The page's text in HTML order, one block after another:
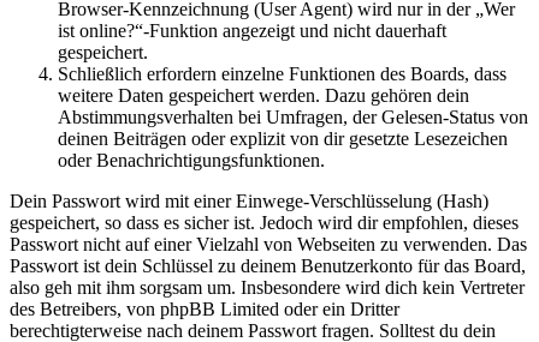
Browser-Kennzeichnung (User Agent) wird nur in der „Wer
ist online?“-Funktion angezeigt und nicht dauerhaft
gespeichert.
Schließlich erfordern einzelne Funktionen des Boards, dass
weitere Daten gespeichert werden. Dazu gehören dein
Abstimmungsverhalten bei Umfragen, der Gelesen-Status von
deinen Beiträgen oder explizit von dir gesetzte Lesezeichen
oder Benachrichtigungsfunktionen.
Dein Passwort wird mit einer Einwege-Verschlüsselung (Hash)
gespeichert, so dass es sicher ist. Jedoch wird dir empfohlen, dieses
Passwort nicht auf einer Vielzahl von Webseiten zu verwenden. Das
Passwort ist dein Schlüssel zu deinem Benutzerkonto für das Board,
also geh mit ihm sorgsam um. Insbesondere wird dich kein Vertreter
des Betreibers, von phpBB Limited oder ein Dritter
berechtigterweise nach deinem Passwort fragen. Solltest du dein